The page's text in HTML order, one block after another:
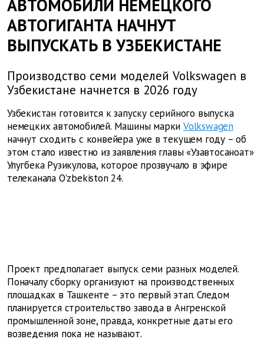
АВТОМОБИЛИ НЕМЕЦКОГО
АВТОГИГАНТА НАЧНУТ
ВЫПУСКАТЬ В УЗБЕКИСТАНЕ
Производство семи моделей Volkswagen в
Узбекистане начнется в 2026 году
Узбекистан готовится к запуску серийного выпуска
немецких автомобилей. Машины марки Volkswagen
начнут сходить с конвейера уже в текущем году – об
этом стало известно из заявления главы «Узавтосаноат»
Улугбека Рузикулова, которое прозвучало в эфире
телеканала O'zbekiston 24.
Проект предполагает выпуск семи разных моделей.
Поначалу сборку организуют на производственных
площадках в Ташкенте – это первый этап. Следом
планируется строительство завода в Ангренской
промышленной зоне, правда, конкретные даты его
возведения пока не называют.